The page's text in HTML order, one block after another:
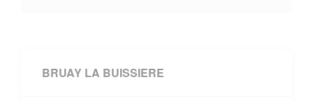
BRUAY LA BUISSIERE